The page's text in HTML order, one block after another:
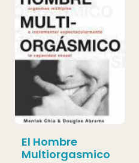
El Hombre
Multiorgasmico